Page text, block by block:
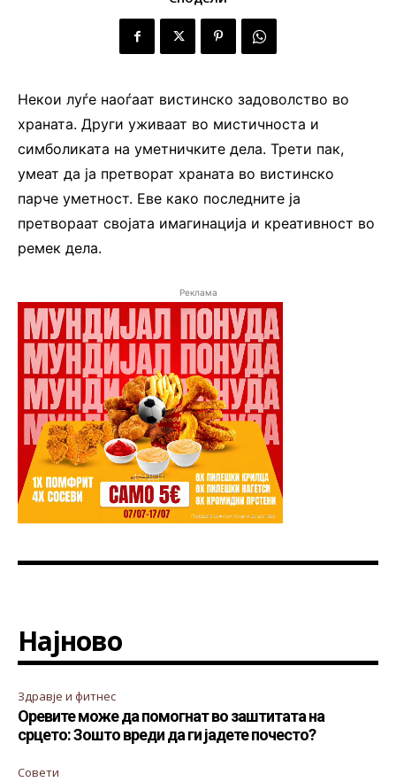
Некои луѓе наоѓаат вистинско задоволство во
храната. Други уживаат во мистичноста и
симболиката на уметничките дела. Трети пак,
умеат да ја претворат храната во вистинско
парче уметност. Еве како последните ја
претвораат својата имагинација и креативност во
ремек дела.
Реклама
Најново
Здравје и фитнес
Оревите може да помогнат во заштитата на
срцето: Зошто вреди да ги јадете почесто?
Совети